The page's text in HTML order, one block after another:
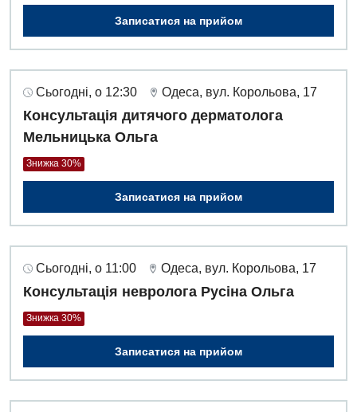
Записатися на прийом
Сьогодні, о 12:30 Одеса, вул. Корольова, 17
Консультація дитячого дерматолога
Мельницька Ольга
Знижка 30%
Записатися на прийом
Сьогодні, о 11:00 Одеса, вул. Корольова, 17
Консультація невролога Русіна Ольга
Знижка 30%
Записатися на прийом